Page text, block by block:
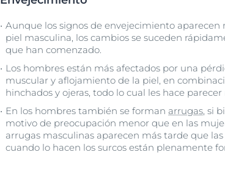
Aunque los signos de envejecimiento aparecen
piel masculina, los cambios se suceden
que han comenzado.
Los hombres están más afectados por una
muscular y aflojamiento de la piel, en
hinchados y ojeras, todo lo cual les hace
En los hombres también se forman arrugas, si
motivo de preocupación menor que en las
arrugas masculinas aparecen más tarde que
cuando lo hacen los surcos están plenamente